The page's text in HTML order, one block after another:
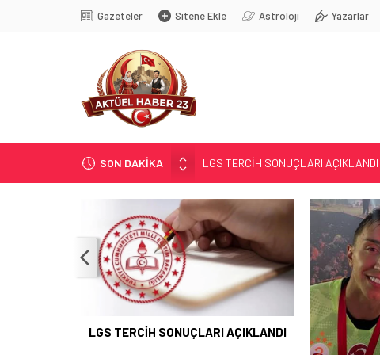
Gazeteler Sitene Ekle Astroloji Yazarlar
SON DAKİKA
KALE’YE TAKFİYE YAPILDI…
GÜR; ”GELECEĞE YATIRIM YAPALIM…”
YENİ SEZON; YENİ KURALLAR…
MASÖRLÜK KURSU AÇILACAK
LGS TERCİH SONUÇLARI AÇIKLANDI
LGS TERCİH SONUÇLARI AÇIKLANDI